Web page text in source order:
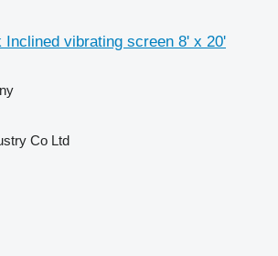
Inclined vibrating screen 8' x 20'
Co Ltd